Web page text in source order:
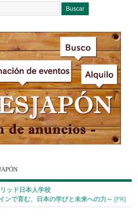
ッド日本人学校
ンで育む、日本の学びと未来への力～ [PR]